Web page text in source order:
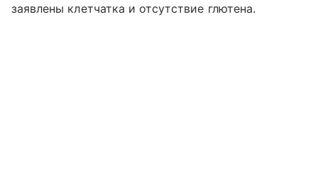
заявлены клетчатка и отсутствие глютена.